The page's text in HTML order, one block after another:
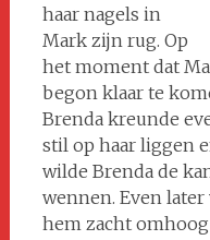
haar nagels in
Mark zijn rug. Op
het moment dat
begon klaar te
Brenda kreunde
stil op haar liggen
wilde Brenda de
wennen. Even
hem zacht